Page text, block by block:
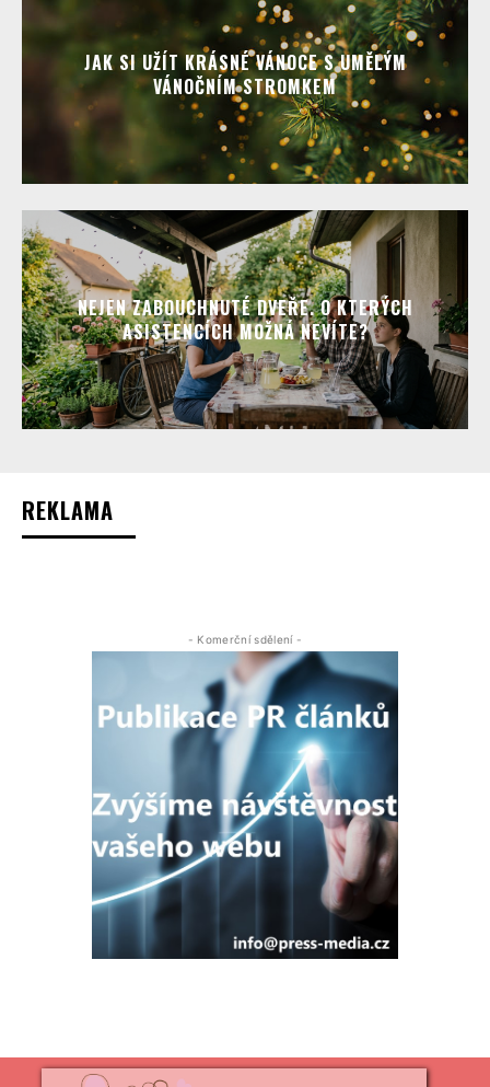
JAK SI UŽÍT KRÁSNÉ VÁNOCE S UMĚLÝM
VÁNOČNÍM STROMKEM
NEJEN ZABOUCHNUTÉ DVEŘE. O KTERÝCH
ASISTENCÍCH MOŽNÁ NEVÍTE?
REKLAMA
- Komerční sdělení -